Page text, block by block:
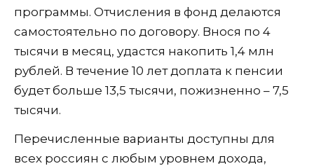
программы. Отчисления в фонд делаются
самостоятельно по договору. Внося по 4
тысячи в месяц, удастся накопить 1,4 млн
рублей. В течение 10 лет доплата к пенсии
будет больше 13,5 тысячи, пожизненно – 7,5
тысячи.
Перечисленные варианты доступны для
всех россиян с любым уровнем дохода,